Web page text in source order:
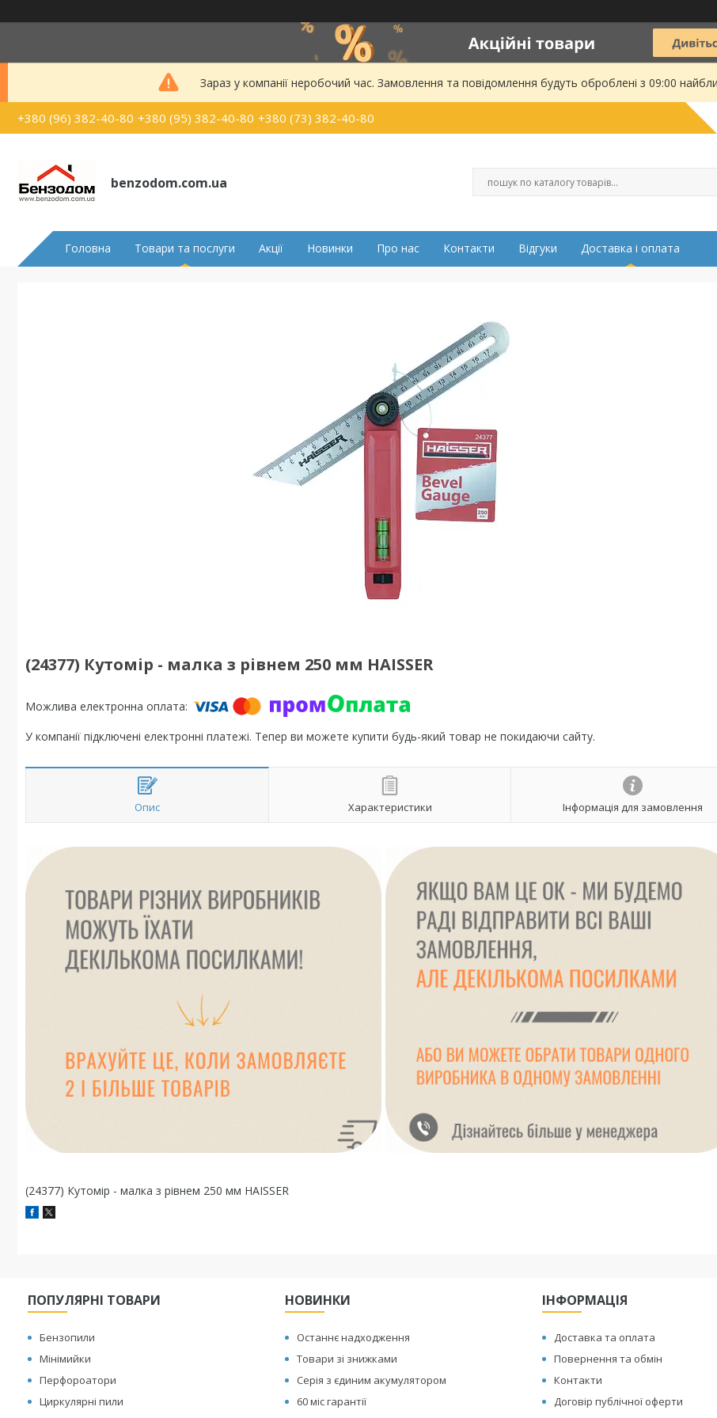
Зараз у компанії неробочий час. Замовлення та повідомлення будуть оброблені з 09:00
+380 (96) 382-40-80 +380 (95) 382-40-80 +380 (73) 382-40-80
benzodom.com.ua
Головна Товари та послуги Акції Новинки Про нас Контакти Відгуки Доставка і оплата
(24377) Кутомір - малка з рівнем 250 мм HAISSER
У компанії підключені електронні платежі. Тепер ви можете купити будь-який товар не покидаючи сайту.
Опис Характеристики Інформація для замовлення
(24377) Кутомір - малка з рівнем 250 мм HAISSER
ПОПУЛЯРНІ ТОВАРИ
Бензопили
Мінімийки
Перфороатори
Циркулярні пили
НОВИНКИ
Останнє надходження
Товари зі знижками
Серія з єдиним акумулятором
60 міс гарантії
ІНФОРМАЦІЯ
Доставка та оплата
Повернення та обмін
Контакти
Договір публічної оферти